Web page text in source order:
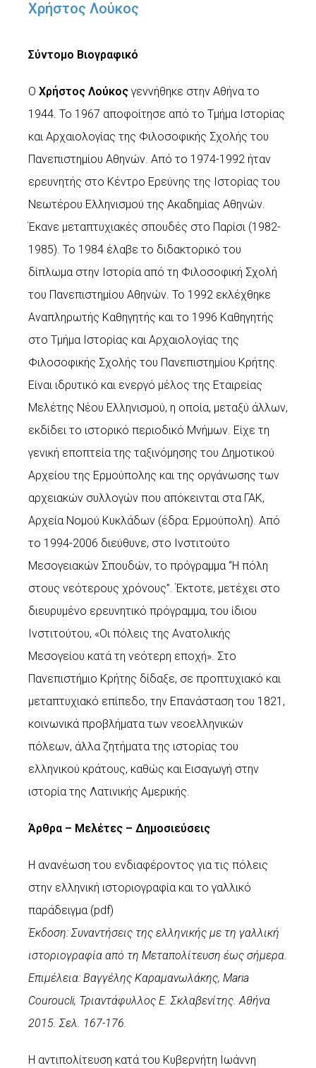
Χρήστος Λούκος
Σύντομο Βιογραφικό
Ο Χρήστος Λούκος γεννήθηκε στην Αθήνα το
1944. Το 1967 αποφοίτησε από το Τμήμα Ιστορίας
και Αρχαιολογίας της Φιλοσοφικής Σχολής του
Πανεπιστημίου Αθηνών. Από το 1974-1992 ήταν
ερευνητής στο Κέντρο Ερεύνης της Ιστορίας του
Νεωτέρου Ελληνισμού της Ακαδημίας Αθηνών.
Έκανε μεταπτυχιακές σπουδές στο Παρίσι (1982-
1985). Το 1984 έλαβε το διδακτορικό του
δίπλωμα στην Ιστορία από τη Φιλοσοφική Σχολή
του Πανεπιστημίου Αθηνών. Το 1992 εκλέχθηκε
Αναπληρωτής Καθηγητής και το 1996 Καθηγητής
στο Τμήμα Ιστορίας και Αρχαιολογίας της
Φιλοσοφικής Σχολής του Πανεπιστημίου Κρήτης.
Είναι ιδρυτικό και ενεργό μέλος της Εταιρείας
Μελέτης Νέου Ελληνισμού, η οποία, μεταξύ άλλων,
εκδίδει το ιστορικό περιοδικό Μνήμων. Είχε τη
γενική εποπτεία της ταξινόμησης του Δημοτικού
Αρχείου της Ερμούπολης και της οργάνωσης των
αρχειακών συλλογών που απόκεινται στα ΓΑΚ,
Αρχεία Νομού Κυκλάδων (έδρα: Ερμούπολη). Από
το 1994-2006 διεύθυνε, στο Ινστιτούτο
Μεσογειακών Σπουδών, το πρόγραμμα “Η πόλη
στους νεότερους χρόνους”. Έκτοτε, μετέχει στο
διευρυμένο ερευνητικό πρόγραμμα, του ίδιου
Ινστιτούτου, «Οι πόλεις της Ανατολικής
Μεσογείου κατά τη νεότερη εποχή». Στο
Πανεπιστήμιο Κρήτης δίδαξε, σε προπτυχιακό και
μεταπτυχιακό επίπεδο, την Επανάσταση του 1821,
κοινωνικά προβλήματα των νεοελληνικών
πόλεων, άλλα ζητήματα της ιστορίας του
ελληνικού κράτους, καθώς και Εισαγωγή στην
ιστορία της Λατινικής Αμερικής.
Άρθρα – Μελέτες – Δημοσιεύσεις
Η ανανέωση του ενδιαφέροντος για τις πόλεις
στην ελληνική ιστοριογραφία και το γαλλικό
παράδειγμα (pdf)
Έκδοση: Συναντήσεις της ελληνικής με τη γαλλική
ιστοριογραφία από τη Μεταπολίτευση έως σήμερα.
Επιμέλεια: Βαγγέλης Καραμανωλάκης, Maria
Couroucli, Τριαντάφυλλος Ε. Σκλαβενίτης. Αθήνα
2015. Σελ. 167-176.
Η αντιπολίτευση κατά του Κυβερνήτη Ιωάννη